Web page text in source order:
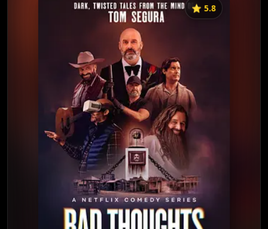
⭐️ 5.8
《思想很危险》
⭐
⭐️ 评分：5.8 | 🎬 2025年
📺 连载中
夸克网盘